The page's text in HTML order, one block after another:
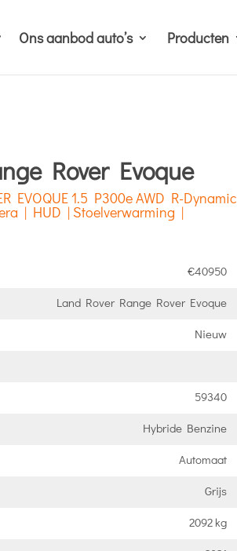
Ons aanbod auto’s Producten
Rover Evoque
EVOQUE 1.5 P300e AWD R-Dynamic
| HUD | Stoelverwarming |
€40950
Land Rover Range Rover Evoque
Nieuw
59340
Hybride Benzine
Automaat
Grijs
2092 kg